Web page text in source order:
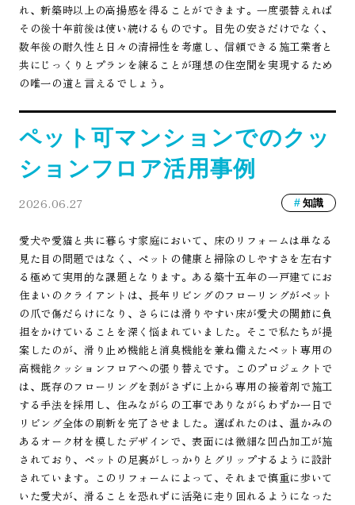
れ、新築時以上の高揚感を得ることができます。一度張替えれば
その後十年前後は使い続けるものです。目先の安さだけでなく、
数年後の耐久性と日々の清掃性を考慮し、信頼できる施工業者と
共にじっくりとプランを練ることが理想の住空間を実現するため
の唯一の道と言えるでしょう。
ペット可マンションでのクッ
ションフロア活用事例
2026.06.27 知識
愛犬や愛猫と共に暮らす家庭において、床のリフォームは単なる
見た目の問題ではなく、ペットの健康と掃除のしやすさを左右す
る極めて実用的な課題となります。ある築十五年の一戸建てにお
住まいのクライアントは、長年リビングのフローリングがペット
の爪で傷だらけになり、さらには滑りやすい床が愛犬の関節に負
担をかけていることを深く悩まれていました。そこで私たちが提
案したのが、滑り止め機能と消臭機能を兼ね備えたペット専用の
高機能クッションフロアへの張り替えです。このプロジェクトで
は、既存のフローリングを剥がさずに上から専用の接着剤で施工
する手法を採用し、住みながらの工事でありながらわずか一日で
リビング全体の刷新を完了させました。選ばれたのは、温かみの
あるオーク材を模したデザインで、表面には微細な凹凸加工が施
されており、ペットの足裏がしっかりとグリップするように設計
されています。このリフォームによって、それまで慎重に歩いて
いた愛犬が、滑ることを恐れずに活発に走り回れるようになった